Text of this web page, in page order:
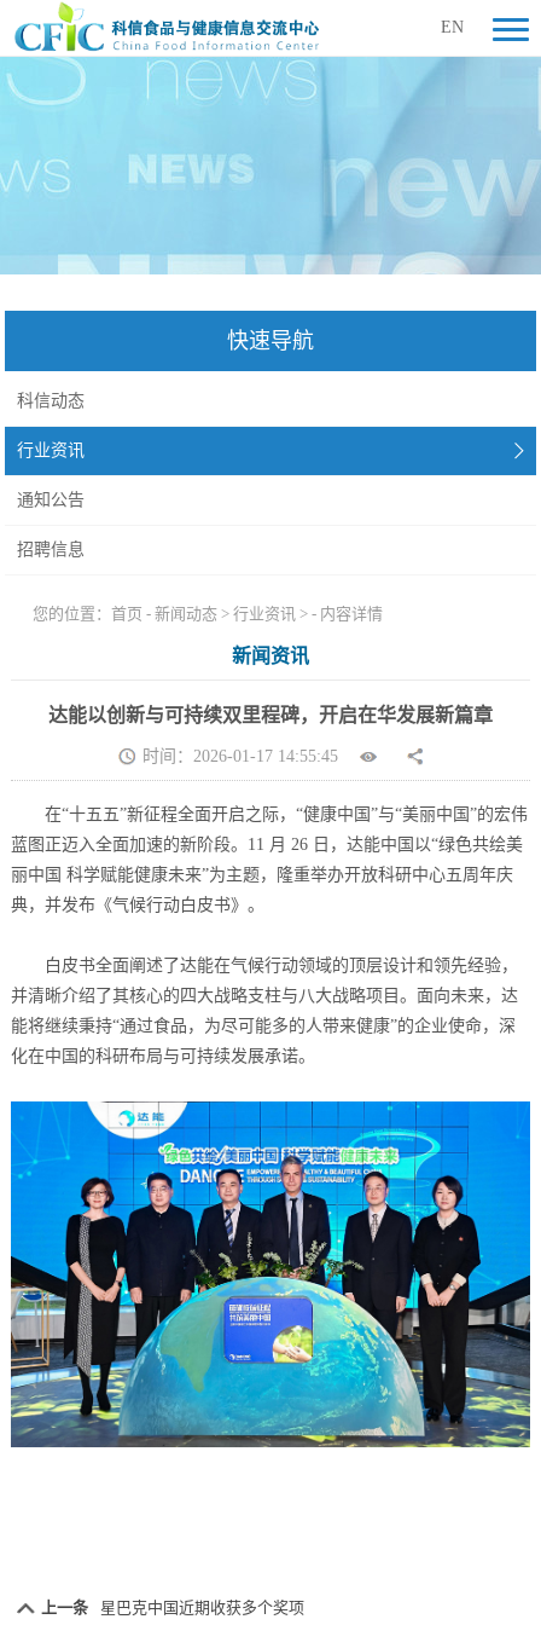
EN
快速导航
科信动态
行业资讯
通知公告
招聘信息
您的位置：首页 -新闻动态 >行业资讯 > - 内容详情
新闻资讯
达能以创新与可持续双里程碑，开启在华发展新篇章
时间：2026-01-17 14:55:45
在“十五五”新征程全面开启之际，“健康中国”与“美丽中国”的宏伟
蓝图正迈入全面加速的新阶段。11 月 26 日，达能中国以“绿色共绘美
丽中国 科学赋能健康未来”为主题，隆重举办开放科研中心五周年庆
典，并发布《气候行动白皮书》。
白皮书全面阐述了达能在气候行动领域的顶层设计和领先经验，
并清晰介绍了其核心的四大战略支柱与八大战略项目。面向未来，达
能将继续秉持“通过食品，为尽可能多的人带来健康”的企业使命，深
化在中国的科研布局与可持续发展承诺。
上一条 星巴克中国近期收获多个奖项